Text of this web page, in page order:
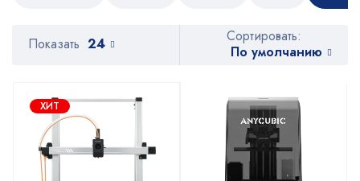
Сортировать:
По умолчанию
Показать 24
ХИТ